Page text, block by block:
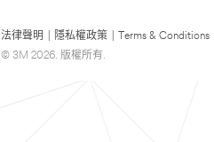
法律聲明 隱私權政策 Terms & Conditions
© 3M 2026. 版權所有.